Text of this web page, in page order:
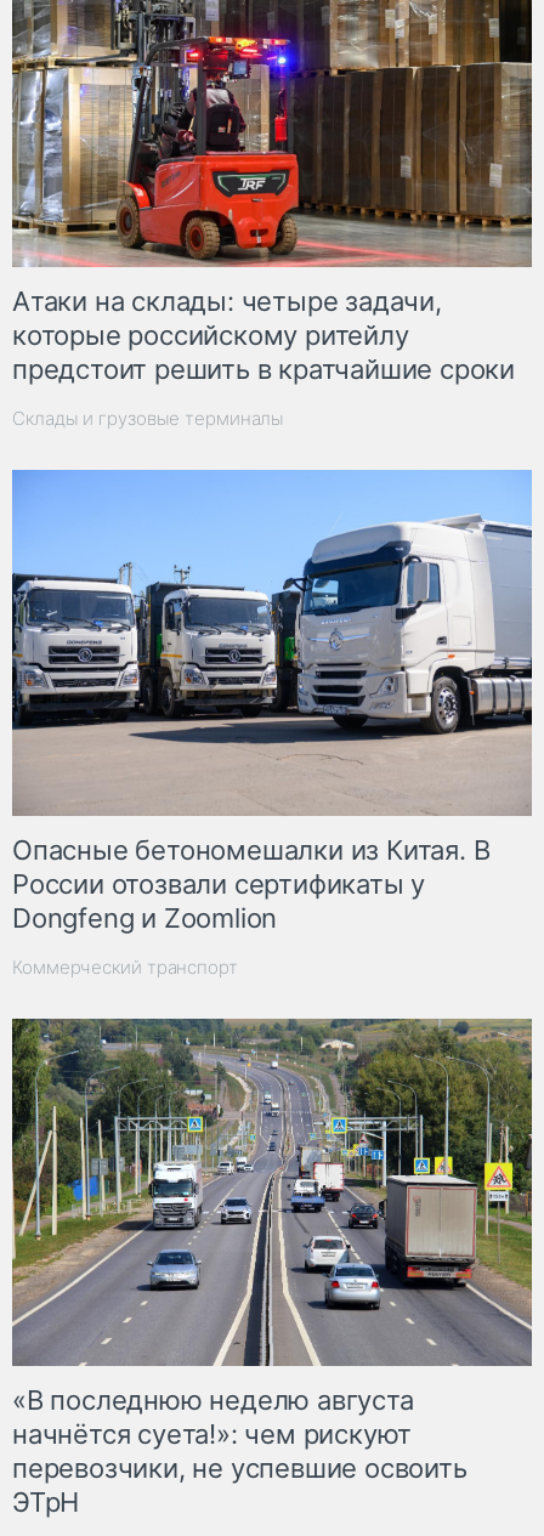
Атаки на склады: четыре задачи,
которые российскому ритейлу
предстоит решить в кратчайшие сроки
Склады и грузовые терминалы
Опасные бетономешалки из Китая. В
России отозвали сертификаты у
Dongfeng и Zoomlion
Коммерческий транспорт
«В последнюю неделю августа
начнётся суета!»: чем рискуют
перевозчики, не успевшие освоить
ЭТрН